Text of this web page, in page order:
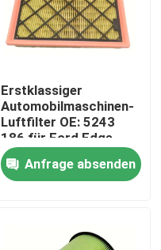
Erstklassiger
Automobilmaschinen-
Luftfilter OE: 5243
186 für Ford Edge,
Fusion, Lincoln MKZ
Anfrage absenden